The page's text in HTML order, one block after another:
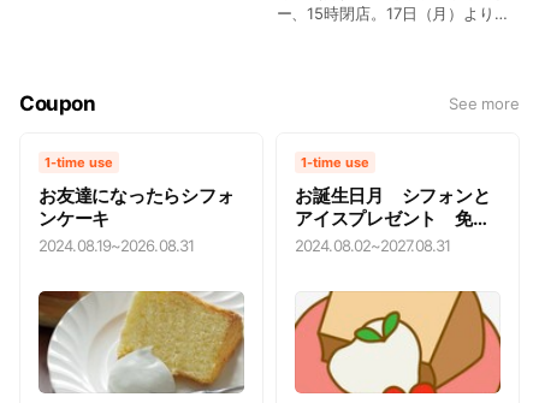
ー、15時閉店。17日（月）より通
Coupon See more
1-time use
お友達になったらシフォ
ンケーキ
2024.08.19~2026.08.31
1-time use
お誕生日月 シフォンと
アイスプレゼント 免許
証等など証明できるもの
2024.08.02~2027.08.31